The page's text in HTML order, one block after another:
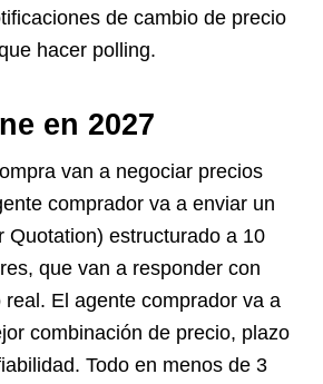
de cambio de precio
hacer polling.
en 2027
van a negociar precios
comprador va a enviar un
Quotation) estructurado a 10
que van a responder con
El agente comprador va a
combinación de precio, plazo
Todo en menos de 3